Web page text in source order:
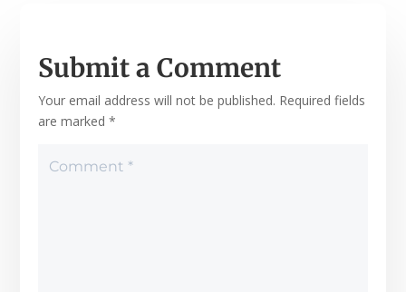
Submit a Comment
Your email address will not be published. Required fields
are marked*